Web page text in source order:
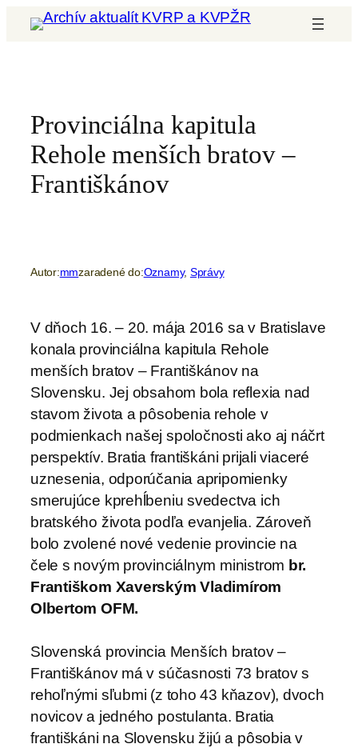
Prejsť
Provinciálna kapitula
Rehole menších bratov –
Františkánov
Autor:mmzaradené do:Oznamy, Správy
V dňoch 16. – 20. mája 2016 sa v Bratislave
konala provinciálna kapitula Rehole
menších bratov – Františkánov na
Slovensku. Jej obsahom bola reflexia nad
stavom života a pôsobenia rehole v
podmienkach našej spoločnosti ako aj náčrt
perspektív. Bratia františkáni prijali viaceré
uznesenia, odporúčania apripomienky
smerujúce kprehĺbeniu svedectva ich
bratského života podľa evanjelia. Zároveň
bolo zvolené nové vedenie provincie na
čele s novým provinciálnym ministrom br.
Františkom Xaverským Vladimírom
Olbertom OFM.
Slovenská provincia Menších bratov –
Františkánov má v súčasnosti 73 bratov s
rehoľnými sľubmi (z toho 43 kňazov), dvoch
novicov a jedného postulanta. Bratia
františkáni na Slovensku žijú a pôsobia v